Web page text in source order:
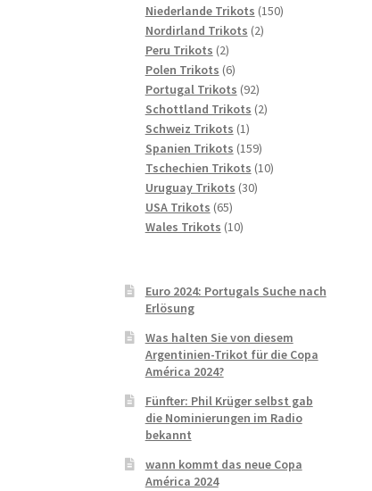
Produkte
Niederlande Trikots 150150
Nordirland Trikots 22
Peru Trikots 22
Produkte
Polen Trikots 66
Produkte
Portugal Trikots 9292
Produkte
Schottland Trikots 22
Schweiz Trikots 11
Produkt
Spanien Trikots 159159
Produkte
Tschechien Trikots 1010
Uruguay Trikots 3030
USA Trikots 6565
Produkte
Wales Trikots 1010
Euro 2024: Portugals Suche nach
Erlösung
Was halten Sie von diesem
Argentinien-Trikot für die Copa
América 2024?
Fünfter: Phil Krüger selbst gab
die Nominierungen im Radio
bekannt
wann kommt das neue Copa
América 2024